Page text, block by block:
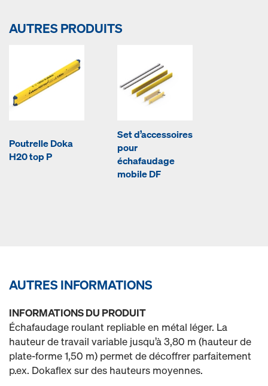
AUTRES PRODUITS
Poutrelle Doka
H20 top P
Set d’accessoires
pour
échafaudage
mobile DF
AUTRES INFORMATIONS
INFORMATIONS DU PRODUIT
Échafaudage roulant repliable en métal léger. La
hauteur de travail variable jusqu’à 3,80 m (hauteur de
plate-forme 1,50 m) permet de décoffrer parfaitement
p.ex. Dokaflex sur des hauteurs moyennes.